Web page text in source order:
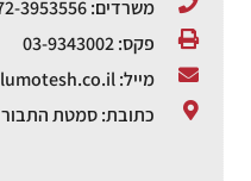
משרדים: 072-3953556
פקס: 03-9343002
מייל: info@alumotesh.co.il
כתובת: סמטת התבור 12, סגולה, פתח תקווה